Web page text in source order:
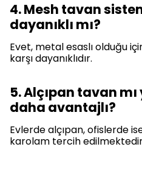
4. Mesh tavan
dayanıklı mı?
Evet, metal esaslı olduğu
karşı dayanıklıdır.
5. Alçıpan tavan
daha avantajlı?
Evlerde alçıpan, ofislerde
karolam tercih